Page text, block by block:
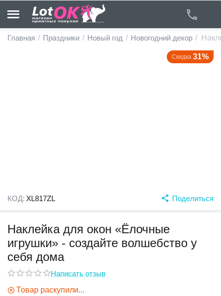
Главная / Праздники / Новый год / Новогодний декор /
Скидка 31%
КОД: XL817ZL Поделиться
Наклейка для окон «Ёлочные
игрушки» - создайте волшебство у
себя дома
Написать отзыв
Товар раскупили...